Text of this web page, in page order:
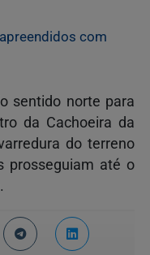
com
sentido norte para
da Cachoeira da
do terreno
prosseguiam até o